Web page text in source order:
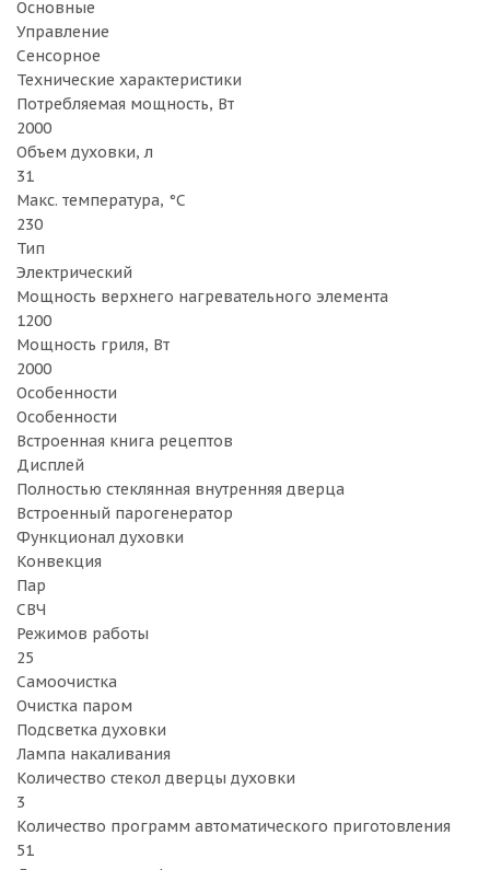
Основные
Управление
Сенсорное
Технические характеристики
Потребляемая мощность, Вт
2000
Объем духовки, л
31
Макс. температура, °С
230
Тип
Электрический
Мощность верхнего нагревательного элемента
1200
Мощность гриля, Вт
2000
Особенности
Особенности
Встроенная книга рецептов
Дисплей
Полностью стеклянная внутренняя дверца
Встроенный парогенератор
Функционал духовки
Конвекция
Пар
СВЧ
Режимов работы
25
Самоочистка
Очистка паром
Подсветка духовки
Лампа накаливания
Количество стекол дверцы духовки
3
Количество программ автоматического приготовления
51